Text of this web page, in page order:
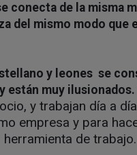
conecta de la misma
del mismo modo que
y leones se
están muy ilusionados.
y trabajan día a
empresa y para
de trabajo.